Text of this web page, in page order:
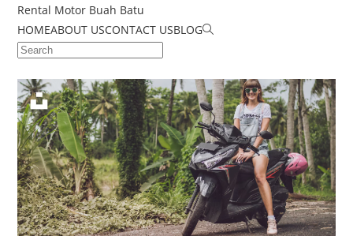
Rental Motor Buah Batu
HOMEABOUT USCONTACT USBLOG